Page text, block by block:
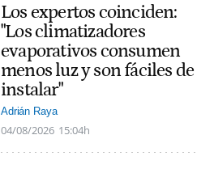
Los expertos coinciden:
"Los climatizadores
evaporativos consumen
menos luz y son fáciles de
instalar"
Adrián Raya
04/08/2026 15:04h